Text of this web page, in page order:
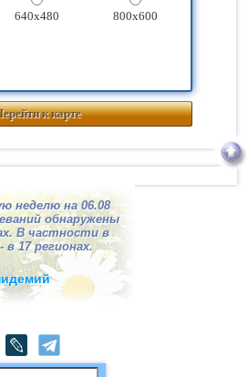
640x480 800x600
к карте
неделю на 06.08
обнаружены
В частности в
в 17 регионах.